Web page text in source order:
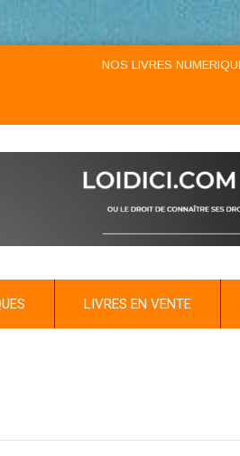
NOS LIVRES NUMERIQUES
LIVRES EN VENTE